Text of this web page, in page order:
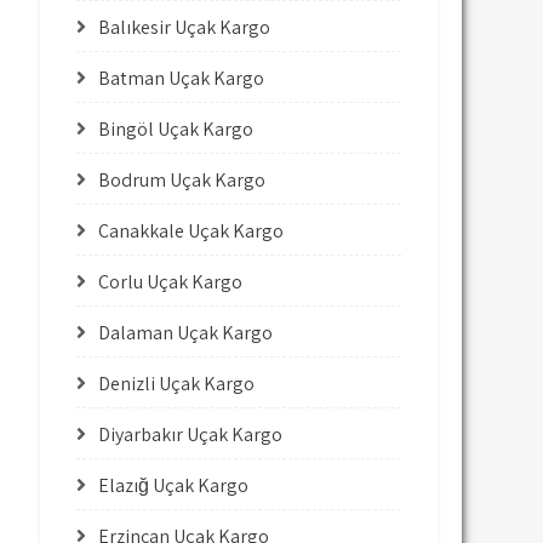
Balıkesir Uçak Kargo
Batman Uçak Kargo
Bingöl Uçak Kargo
Bodrum Uçak Kargo
Çanakkale Uçak Kargo
Çorlu Uçak Kargo
Dalaman Uçak Kargo
Denizli Uçak Kargo
Diyarbakır Uçak Kargo
Elazığ Uçak Kargo
Erzincan Uçak Kargo